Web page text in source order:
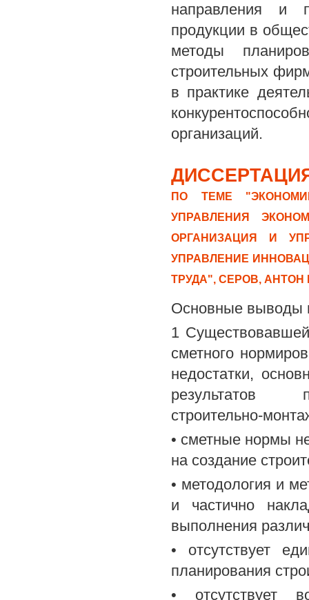
направления и
продукции в
методы
строительных
в практике
организаций.
ПО ТЕМЕ
УПРАВЛЕНИЯ
ОРГАНИЗАЦИЯ И
УПРАВЛЕНИЕ
ТРУДА", СЕРОВ,
Основные выводы
1
сметного
недостатки,
результатов
строительно-
• сметные нормы
на создание
• методология и
и частично
выполнения
• отсутствует
планирования
• отсутствует